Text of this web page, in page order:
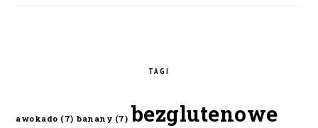
TAGI
awokado (7) banany (7) bezglutenowe